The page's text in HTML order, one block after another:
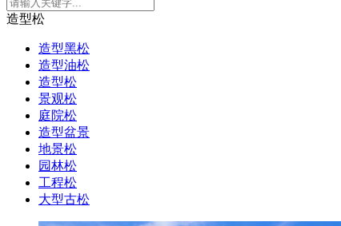
造型松
造型黑松
造型油松
造型松
景观松
庭院松
造型盆景
地景松
园林松
工程松
大型古松